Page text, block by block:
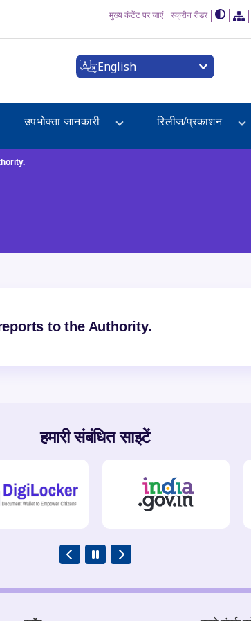
मुख्य कंटेंट पर जाएं स्क्रीन रीडर
English
उपभोक्ता जानकारी रिलीज/प्रकाशन
to the Authority.
हमारी संबंधित साइटें